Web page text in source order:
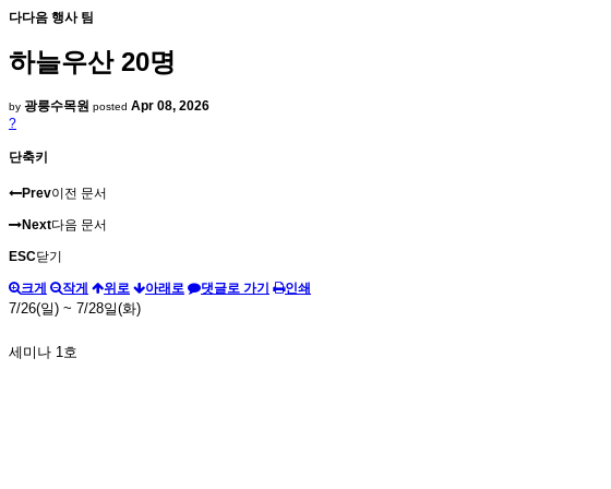
다다음 행사 팀
하늘우산 20명
by 광릉수목원 posted Apr 08, 2026
?
단축키
Prev이전 문서
Next다음 문서
ESC닫기
크게 작게 위로 아래로 댓글로 가기 인쇄
7/26(일) ~ 7/28일(화)
세미나 1호